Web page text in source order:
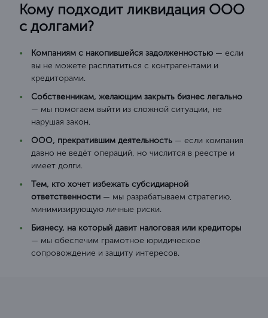
Кому подходит ликвидация ООО
с долгами?
Компаниям с накопившейся задолженностью — если
вы не можете расплатиться с контрагентами и
кредиторами.
Собственникам, желающим закрыть бизнес легально
— мы помогаем выйти из сложной ситуации, не
нарушая закон.
ООО, прекратившим деятельность — если компания
давно не ведёт операций, но числится в реестре и
имеет долги.
Тем, кто хочет избежать субсидиарной
ответственности — мы разрабатываем стратегию,
минимизирующую личные риски.
Бизнесу, на который давит налоговая или кредиторы
— мы обеспечим грамотное юридическое
сопровождение и защиту интересов.